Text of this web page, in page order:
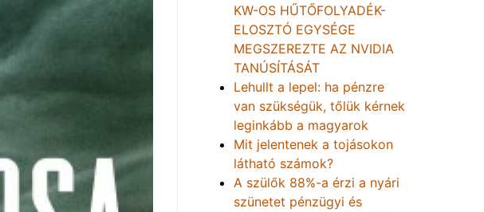
KW-OS HŰTŐFOLYADÉK-
ELOSZTÓ EGYSÉGE
MEGSZEREZTE AZ NVIDIA
TANÚSÍTÁSÁT
Lehullt a lepel: ha pénzre
van szükségük, tőlük kérnek
leginkább a magyarok
Mit jelentenek a tojásokon
látható számok?
A szülők 88%-a érzi a nyári
szünetet pénzügyi és